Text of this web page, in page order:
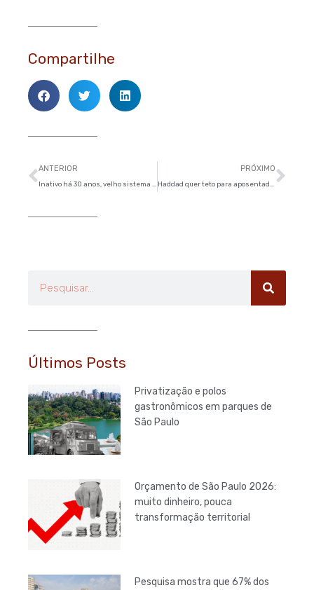
Compartilhe
Anterior
ANTERIOR
Inativo há 30 anos, velho sistema Cantareira tem águas desperdiçadas
PRÓXIMO
Haddad quer teto para aposentadoria e criação de plano privado
Últimos Posts
Privatização e polos
gastronômicos em parques de
São Paulo
Orçamento de São Paulo 2026:
muito dinheiro, pouca
transformação territorial
Pesquisa mostra que 67% dos